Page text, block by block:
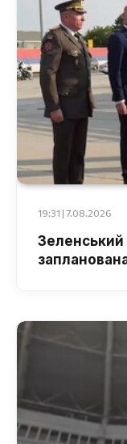
19:31 | 7.08.2026
Зеленський